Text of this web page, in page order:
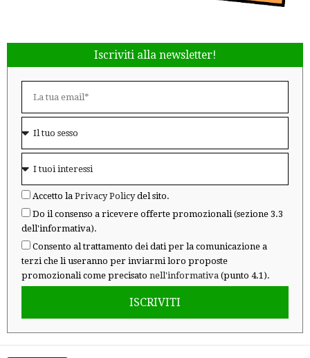
Iscriviti alla newsletter!
Accetto la Privacy Policydel sito.
Do il consenso a ricevere offerte promozionali (sezione 3.3
dell'informativa).
Consento al trattamento dei dati per la comunicazione a
terzi che li useranno per inviarmi loro proposte
promozionali come precisato nell'informativa (punto 4.1).
ISCRIVITI